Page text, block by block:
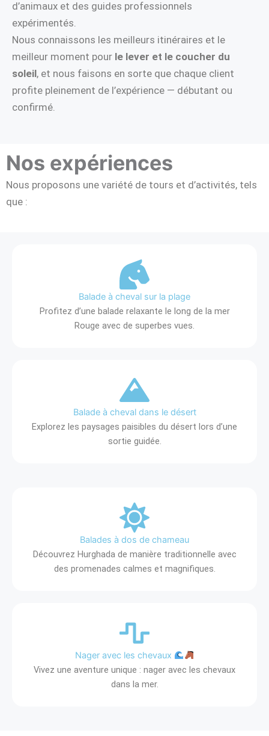
d’animaux et des guides professionnels
expérimentés.
Nous connaissons les meilleurs itinéraires et le
meilleur moment pour le lever et le coucher du
soleil, et nous faisons en sorte que chaque client
profite pleinement de l’expérience — débutant ou
confirmé.
Nos expériences
Nous proposons une variété de tours et d’activités, tels
que :
Balade à cheval sur la plage
Profitez d’une balade relaxante le long de la mer
Rouge avec de superbes vues.
Balade à cheval dans le désert
Explorez les paysages paisibles du désert lors d’une
sortie guidée.
Balades à dos de chameau
Découvrez Hurghada de manière traditionnelle avec
des promenades calmes et magnifiques.
Nager avec les chevaux
Vivez une aventure unique : nager avec les chevaux
dans la mer.